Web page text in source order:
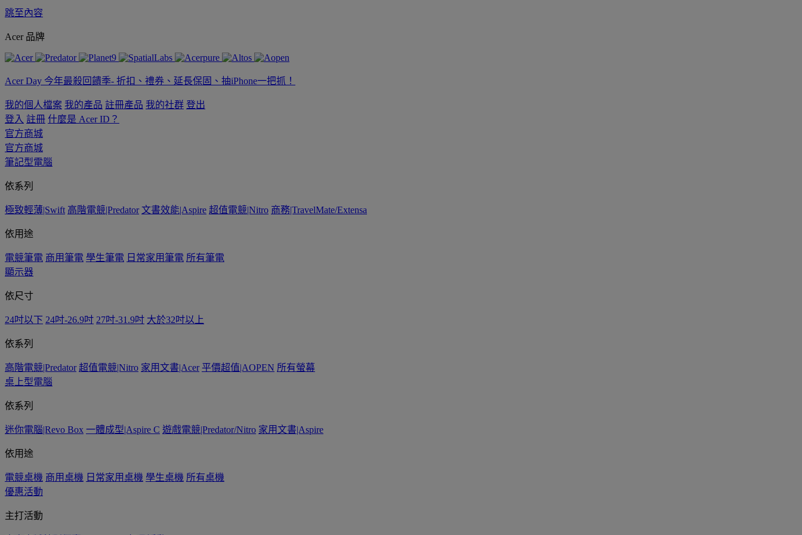
跳至內容
Acer 品牌
Acer Day 今年最殺回饋季- 折扣、禮券、延長保固、抽iPhone一把抓！
我的個人檔案 我的產品 註冊產品 我的社群 登出
登入 註冊 什麼是 Acer ID？
官方商城
官方商城
筆記型電腦
依系列
極致輕薄|Swift 高階電競|Predator 文書效能|Aspire 超值電競|Nitro 商務|TravelMate/Extensa
依用途
電競筆電 商用筆電 學生筆電 日常家用筆電 所有筆電
顯示器
依尺寸
24吋以下 24吋-26.9吋 27吋-31.9吋 大於32吋以上
依系列
高階電競|Predator 超值電競|Nitro 家用文書|Acer 平價超值|AOPEN 所有螢幕
桌上型電腦
依系列
迷你電腦|Revo Box 一體成型|Aspire C 遊戲電競|Predator/Nitro 家用文書|Aspire
依用途
電競桌機 商用桌機 日常家用桌機 學生桌機 所有桌機
優惠活動
主打活動